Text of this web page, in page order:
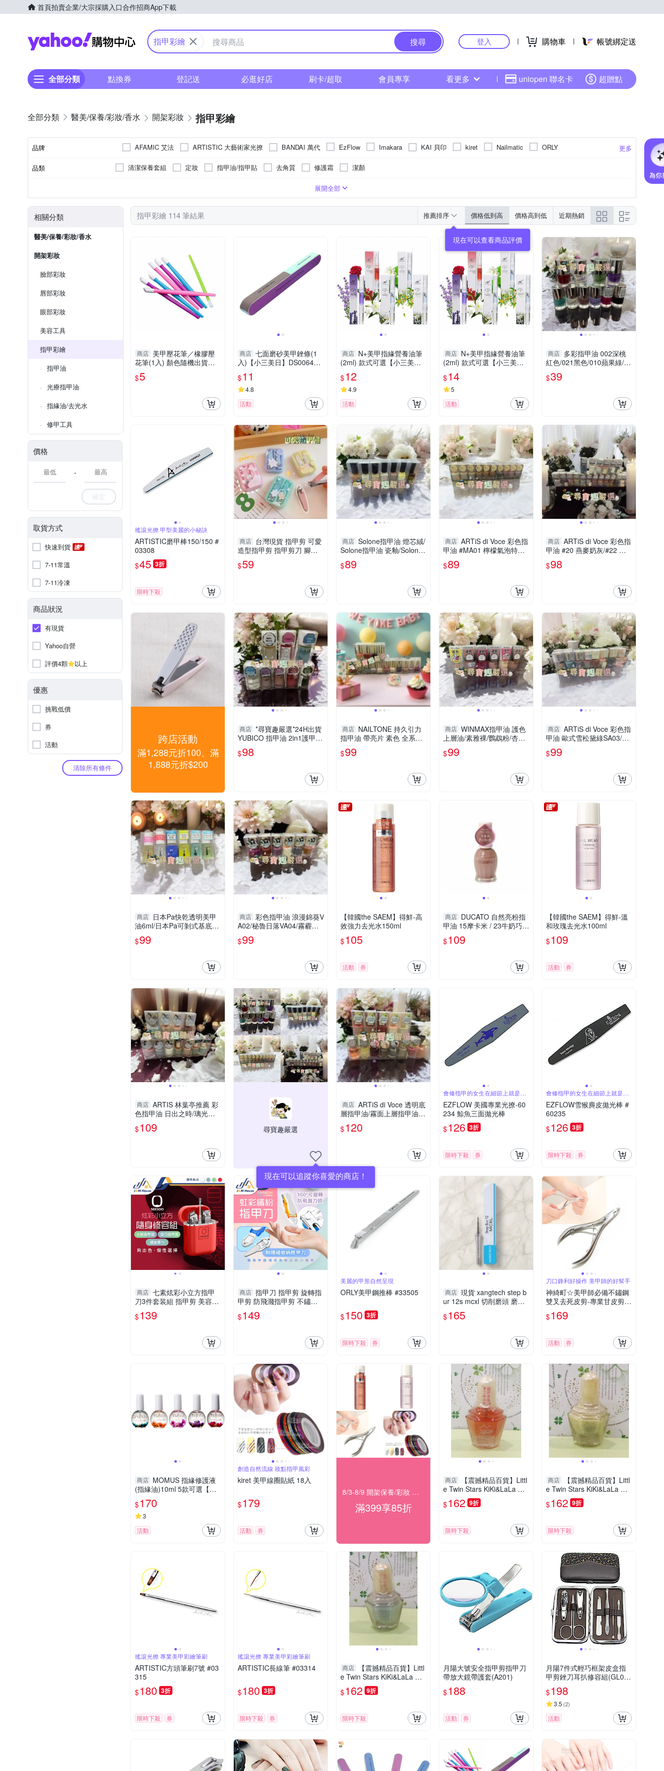
首頁拍賣企業/大宗採購入口合作招商App下載
Yahoo購物中心
指甲彩繪 搜尋 登入 購物車 帳號綁定送
全部分類 點換券 登記送 必逛好店 刷卡/超取 會員專享 看更多 uniopen 聯名卡 超贈點
醫美/保養/彩妝/香水 開架彩妝 指甲彩繪
品牌 更多
AFAMIC 艾法 ARTISTIC 大藝術家光撩 BANDAI 萬代 EzFlow Imakara KAI 貝印 kiret Nailmatic
ORLY
RCM 美國專業甲油膠
其他品牌 花馨
品類 清潔保養套組 定妝 指甲油/指甲貼 去角質 修護霜 潔顏
依商品包裝顯示
展開全部
相關分類
醫美/保養/彩妝/香水
開架彩妝
臉部彩妝
唇部彩妝
眼部彩妝
美容工具
指甲彩繪
指甲油
光療指甲油
指緣油/去光水
修甲工具
價格
-
確定
取貨方式
快速到貨
7-11常溫
7-11冷凍
商品狀況
有現貨
Yahoo自營
評價4顆
以上
優惠
挑戰低價
券
活動
清除所有條件
指甲彩繪 114 筆結果 推薦排序 價格低到高 價格高到低 近期熱銷
商店 美甲壓花筆／橡膠壓
花筆(1入) 顏色隨機出貨
【小三美日】 DS018434
$5
商店 七面磨砂美甲銼條(1
入)【小三美日】DS006446
指甲搓刀／修甲
$11
4.8
活動
商店 N+美甲指緣營養油筆
(2ml) 款式可選【小三美
日】DS021049
$12
4.9
活動
商店 N+美甲指緣營養油筆
(2ml) 款式可選【小三美
日】DS021049
$14
5
活動
商店 多彩指甲油 002深桃
紅色/021黑色/010蘋果綠/00
1紅色/006藕粉色/015淺紫
色/012藍綠色/023白色/024
$39
搖滾光撩 甲型美麗的小秘訣
ARTISTIC磨甲棒150/150 #
03308
$45 3折
限時下殺
商店 台灣現貨 指甲剪 可愛
造型指甲剪 指甲剪刀 腳趾
甲剪 美甲工具 指甲剪兩件
套
$59
商店 Solone指甲油 燈芯絨/
Solone指甲油 瓷釉/Solone
指甲油 陶坯/Solone指甲油
亞麻布/Solone指甲油 古董
$89
商店 ARTiS di Voce 彩色指
甲油 #MA01 檸檬氣泡特調/
#MA02 核果香草奶茶/#MA0
3 芝麻鮮奶慕斯/#MA04 榛
$89
商店 ARTiS di Voce 彩色指
甲油 #20 燕麥奶灰/#22 可
可栗子/#23 復古豆沙/#24
溫柔沙丘/#25 風的呢喃/#26
$98
跨店活動
滿1,288元折100、滿
1,888元折$200
商店 *尋寶趣嚴選*24H出貨
YUBICO 指甲油 2in1護甲
油/蒼天藍石/木玫瑰粉/抹茶
拿鐵/裸法香頌/松子灰棕/繁
$98
商店 NAILTONE 持久引力
指甲油 帶亮片 素色 全系列
全新盒損
$99
商店 WINMAX指甲油 護色
上層油/素雅裸/鸚鵡粉/杏桃
粉/碧藕褐/快乾潤色基底油
$99
商店 ARTiS di Voce 彩色指
甲油 歐式雪松黛綠SA03/流
沙玫瑰灰SA01/氤氳朦朧TL
05/LN08 Fuzzy Violet/LN07
$99
商店 日本Pa快乾透明美甲
油6ml/日本Pa可剝式基底美
甲油6ml/日本Pa硬甲底油6
ml/日本Pa指緣油6ml/日本P
$99
商店 彩色指甲油 浪漫錦葵V
A02/秘魯日落VA04/霧霾雪
紡VA01/金茶絲綢VA03/象牙
玫瑰VA06/桑葚果汁VA05
$99
【韓國the SAEM】得鮮-高
效強力去光水150ml
$105
活動 券
商店 DUCATO 自然亮粉指
甲油 15摩卡米 / 23牛奶巧克
力 11ml
$109
【韓國the SAEM】得鮮-溫
和玫瑰去光水100ml
$109
活動 券
商店 ARTIS 林葉亭推薦 彩
色指甲油 日出之時/璃光貝
殼JA21/夏日雪白JA01/微光
蜜桃JA22/蒼翠之泉JA10/山
$109 尋寶趣嚴選
現在可以追蹤你喜愛的商店！
商店 ARTiS di Voce 透明底
層指甲油/霧面上層指甲油/
飾底硬甲油 潤透梅紅/飾底
硬甲油 霓光柔粉/彩色指甲
$120
會修指甲的女生在細節上就是加
分
EZFLOW 美國專業光撩-60
234 鯨魚三面拋光棒
$126 3折
限時下殺 券
會修指甲的女生在細節上就是加
分
EZFLOW雪猴麂皮拋光棒 #
60235
$126 3折
限時下殺 券
商店 七素炫彩小立方指甲
刀3件套装組 指甲剪 美容修
甲組 隨身指甲刀 斜口指甲
刀 掏耳棒 挖耳棒
$139
商店 指甲刀 指甲剪 旋轉指
甲剪 防飛濺指甲剪 不鏽鋼
指甲剪 隨身便攜指甲刀 指
甲剪刀 美甲工具
$149
美麗的甲形自然呈現
ORLY美甲鋼推棒 #33505
$150 3折
限時下殺 券
商店 現貨 xangtech step b
ur 12s mcxl 切削磨頭 磨具
精密加工耗材 4-4
$165
刀口鋒利好操作 美甲師的好幫手
神綺町☆美甲師必備不鏽鋼
雙叉去死皮剪-專業甘皮剪
死皮剪 剪肉鉗
$169
活動 券
商店 MOMUS 指緣修護液
(指緣油)10ml 5款可選【小
三美日】D120021
$170
3
活動
創造自然流線 妝點指甲風彩
kiret 美甲線圈貼紙 18入
$179
活動 券
8/3-8/9 開架保養/彩妝 滿399結帳85折
滿399享85折
商店
【震撼精品百貨】Littl
e Twin Stars KiKi&LaLa 雙
子星小天使~Sanrio指甲油-
粉#03003
$162 9折
限時下殺
商店
【震撼精品百貨】Littl
e Twin Stars KiKi&LaLa 雙
子星小天使~Sanrio指甲油-
黃#03000
$162 9折
限時下殺
搖滾光撩 專業美甲彩繪筆刷
ARTISTIC方頭筆刷7號 #03
315
$180 3折
限時下殺 券
搖滾光撩 專業美甲彩繪筆刷
ARTISTIC長線筆 #03314
$180 3折
限時下殺 券
商店
【震撼精品百貨】Littl
e Twin Stars KiKi&LaLa 雙
子星小天使~Sanrio指甲油-
藍#03001
$162 9折
限時下殺
月陽大號安全指甲剪指甲刀
帶放大鏡帶護套(A201)
$188
活動 券
月陽7件式輕巧框架皮盒指
甲剪銼刀耳扒修容組(GL07
$198
3.5 (2)
活動